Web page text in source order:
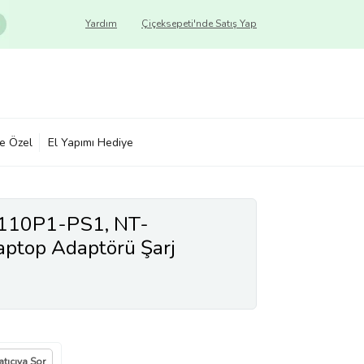
Çiçeksepeti'nde Satış Yap
Yardım
Özel El Yapımı Hediye
PS1, NT-
Adaptörü Şarj